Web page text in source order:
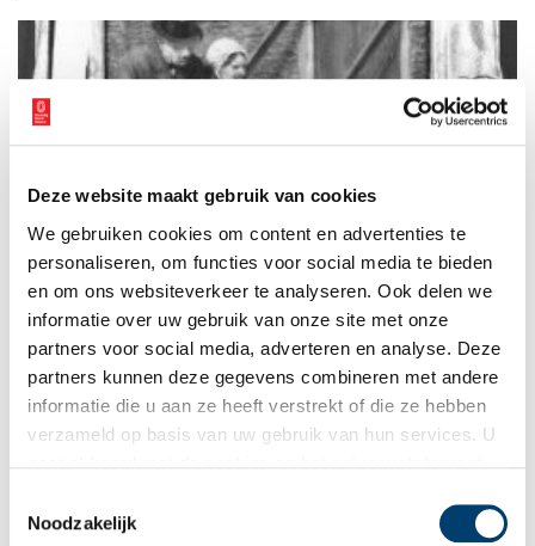
Deze website maakt gebruik van cookies
We gebruiken cookies om content en advertenties te
personaliseren, om functies voor social media te bieden
en om ons websiteverkeer te analyseren. Ook delen we
informatie over uw gebruik van onze site met onze
partners voor social media, adverteren en analyse. Deze
partners kunnen deze gegevens combineren met andere
informatie die u aan ze heeft verstrekt of die ze hebben
verzameld op basis van uw gebruik van hun services. U
Noodzakelijk
Buurtdialecten verdwenen in de loop van de twintigste eeuw
en het overgebleven stadsdialect werd nationale folkore.
Minder vaak gebruikt, maar nog wel een element in de
moderne taal van het schoolplein. Dat alles zien we in dit
slotverhaal van een korte serie (zie gerelateerde verhalen) over
het Amsterdams door de eeuwen heen.